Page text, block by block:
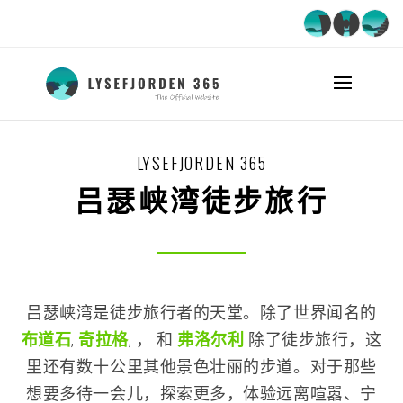
LYSEFJORDEN 365
吕瑟峡湾徒步旅行
吕瑟峡湾是徒步旅行者的天堂。除了世界闻名的
布道石, 奇拉格, ， 和 弗洛尔利
除了徒步旅行，这
里还有数十公里其他景色壮丽的步道。对于那些
想要多待一会儿，探索更多，体验远离喧嚣、宁